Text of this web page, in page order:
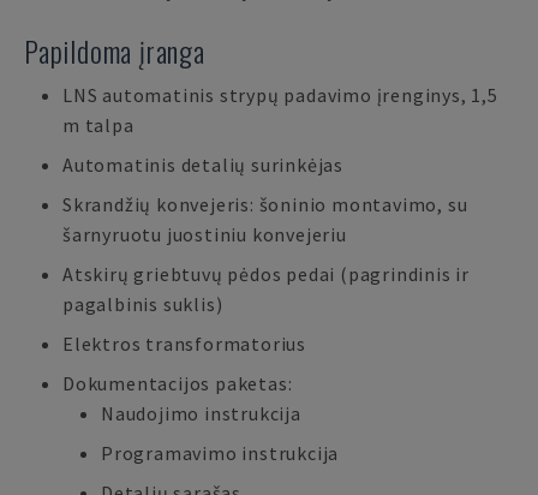
Papildoma įranga
LNS automatinis strypų padavimo įrenginys, 1,5
m talpa
Automatinis detalių surinkėjas
Skrandžių konvejeris: šoninio montavimo, su
šarnyruotu juostiniu konvejeriu
Atskirų griebtuvų pėdos pedai (pagrindinis ir
pagalbinis suklis)
Elektros transformatorius
Dokumentacijos paketas:
Naudojimo instrukcija
Programavimo instrukcija